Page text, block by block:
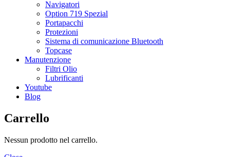
Navigatori
Option 719 Spezial
Portapacchi
Protezioni
Sistema di comunicazione Bluetooth
Topcase
Manutenzione
Filtri Olio
Lubrificanti
Youtube
Blog
Carrello
Nessun prodotto nel carrello.